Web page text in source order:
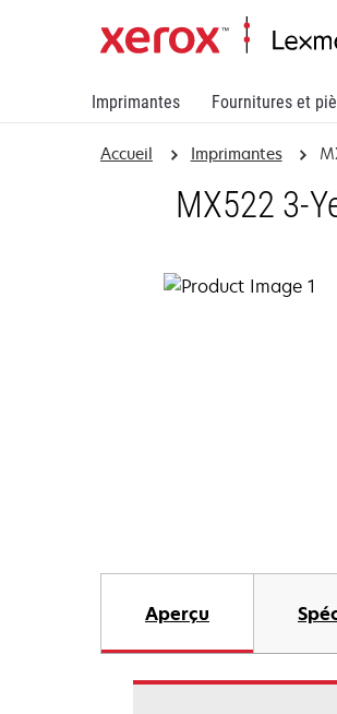
Imprimantes Fournitures et
Accueil Imprimantes
MX522 3-
Aperçu